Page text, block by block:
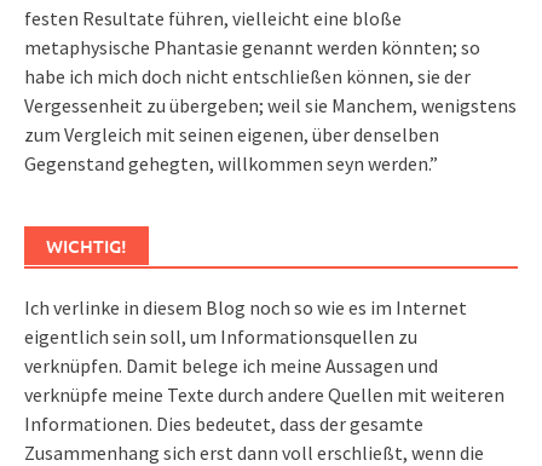
festen Resultate führen, vielleicht eine bloße
metaphysische Phantasie genannt werden könnten; so
habe ich mich doch nicht entschließen können, sie der
Vergessenheit zu übergeben; weil sie Manchem, wenigstens
zum Vergleich mit seinen eigenen, über denselben
Gegenstand gehegten, willkommen seyn werden.”
WICHTIG!
Ich verlinke in diesem Blog noch so wie es im Internet
eigentlich sein soll, um Informationsquellen zu
verknüpfen. Damit belege ich meine Aussagen und
verknüpfe meine Texte durch andere Quellen mit weiteren
Informationen. Dies bedeutet, dass der gesamte
Zusammenhang sich erst dann voll erschließt, wenn die